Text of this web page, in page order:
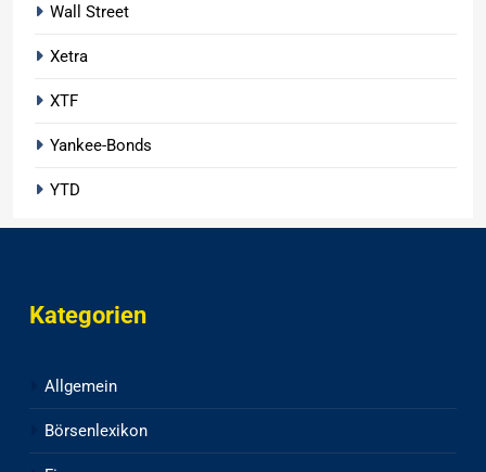
Wall Street
Xetra
XTF
Yankee-Bonds
YTD
Kategorien
Allgemein
Börsenlexikon